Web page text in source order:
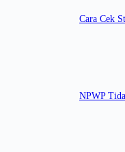
Cara Cek
NPWP